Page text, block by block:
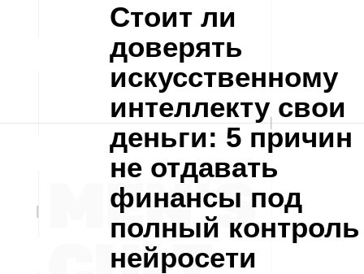
Стоит ли
доверять
искусственному
интеллекту свои
деньги: 5 причин
не отдавать
финансы под
полный контроль
нейросети